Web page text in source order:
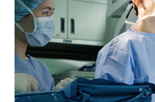
부민
라이프케어센터
서울
스포츠재활센터
외상골절센터
류마티스내과
감염내과
외과
신경과
비대면진료
FAQ
증명서재발급
연구교육
40주년
역사관
HSS
글로벌
얼라이언스
연혁
조직도
입찰공고
CHI